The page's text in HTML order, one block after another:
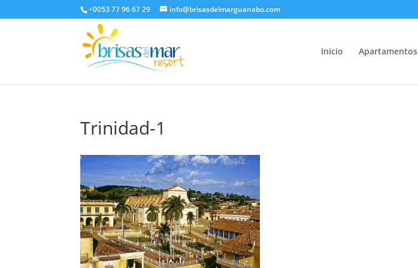
+0053 77 96 67 29 info@brisasdelmarguanabo.com
Inicio Apartamentos
Trinidad-1